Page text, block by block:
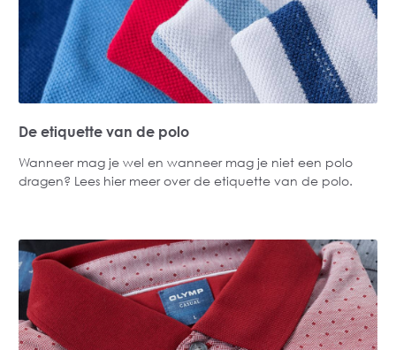
De etiquette van de polo
Wanneer mag je wel en wanneer mag je niet een polo
dragen? Lees hier meer over de etiquette van de polo.